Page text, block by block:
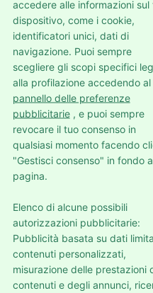
accedere alle informazioni sul
dispositivo, come i cookie,
identificatori unici, dati di
navigazione. Puoi sempre
scegliere gli scopi specifici
alla profilazione accedendo al
pannello delle preferenze
pubblicitarie, e puoi sempre
revocare il tuo consenso in
qualsiasi momento facendo
"Gestisci consenso" in fondo
pagina.
Elenco di alcune possibili
autorizzazioni pubblicitarie:
Pubblicità basata su dati
contenuti personalizzati,
misurazione delle prestazioni
contenuti e degli annunci,